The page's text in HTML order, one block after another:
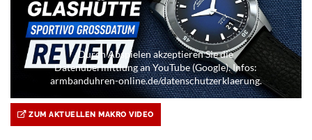
Durch Abspielen akzeptieren Sie die
Datenübermittlung an YouTube (Google). Infos:
armbanduhren-online.de/datenschutzerklaerung.
ZUM AKTUELLEN MAKRO VIDEO